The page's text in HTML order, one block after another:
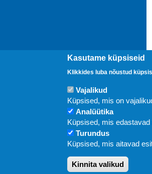
Kasutame küpsiseid
Klikkides luba nõustud
Vajalikud
Küpsised, mis on
Analüütika
Küpsised, mis
Turundus
Küpsised, mis aitavad
Kinnita valikud